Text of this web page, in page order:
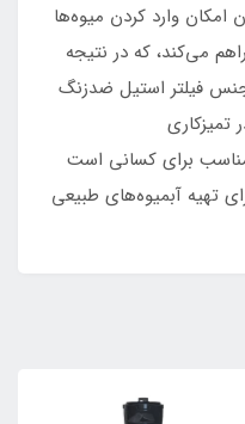
وارد کردن میوه‌ها
می‌کند، که در نتیجه
فیلتر استیل ضدزنگ
برای کسانی است
تهیه آبمیوه‌های طبیعی